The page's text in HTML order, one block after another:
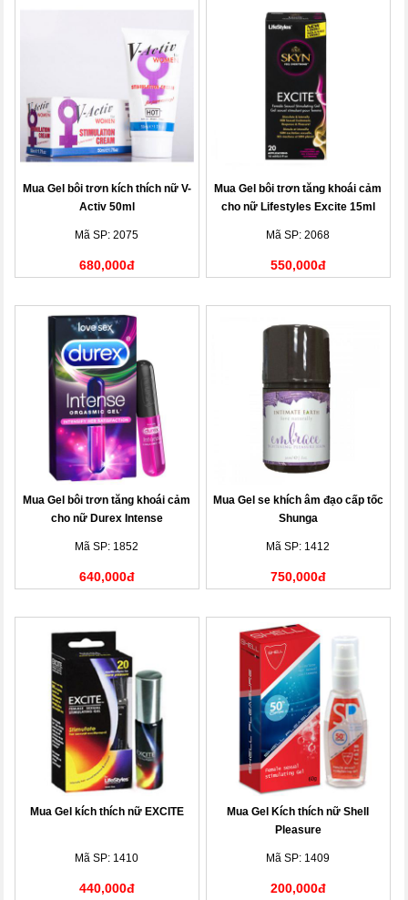
Mua Gel bôi trơn kích thích nữ V-
Activ 50ml
Mã SP: 2075
680,000đ
Mua Gel bôi trơn tăng khoái cảm
cho nữ Lifestyles Excite 15ml
Mã SP: 2068
550,000đ
Mua Gel bôi trơn tăng khoái cảm
cho nữ Durex Intense
Mã SP: 1852
640,000đ
Mua Gel se khích âm đạo cấp tốc
Shunga
Mã SP: 1412
750,000đ
Mua Gel kích thích nữ EXCITE
Mã SP: 1410
440,000đ
Mua Gel Kích thích nữ Shell
Pleasure
Mã SP: 1409
200,000đ